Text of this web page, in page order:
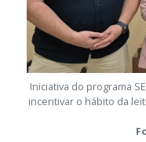
Iniciativa do programa
incentivar o hábito da